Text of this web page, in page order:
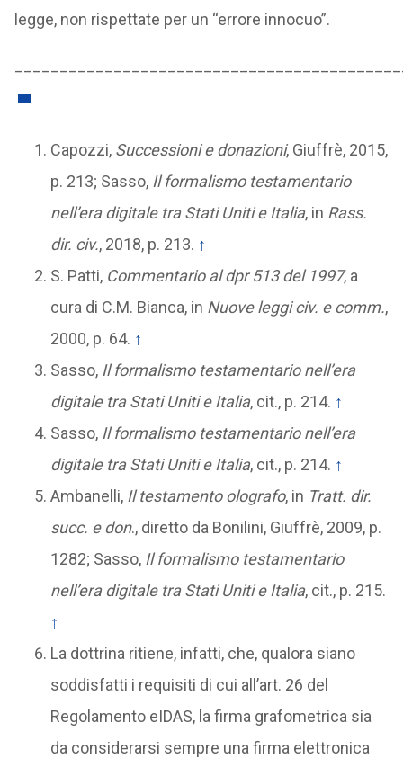
legge, non rispettate per un “errore innocuo”.
Capozzi, Successioni e donazioni, Giuffrè, 2015,
p. 213; Sasso, Il formalismo testamentario
nell’era digitale tra Stati Uniti e Italia, in Rass.
dir. civ., 2018, p. 213. ↑
S. Patti, Commentario al dpr 513 del 1997, a
cura di C.M. Bianca, in Nuove leggi civ. e comm.,
2000, p. 64. ↑
Sasso, Il formalismo testamentario nell’era
digitale tra Stati Uniti e Italia, cit., p. 214. ↑
Sasso, Il formalismo testamentario nell’era
digitale tra Stati Uniti e Italia, cit., p. 214. ↑
Ambanelli, Il testamento olografo, in Tratt. dir.
succ. e don., diretto da Bonilini, Giuffrè, 2009, p.
1282; Sasso, Il formalismo testamentario
nell’era digitale tra Stati Uniti e Italia, cit., p. 215.
↑
La dottrina ritiene, infatti, che, qualora siano
soddisfatti i requisiti di cui all’art. 26 del
Regolamento eIDAS, la firma grafometrica sia
da considerarsi sempre una firma elettronica